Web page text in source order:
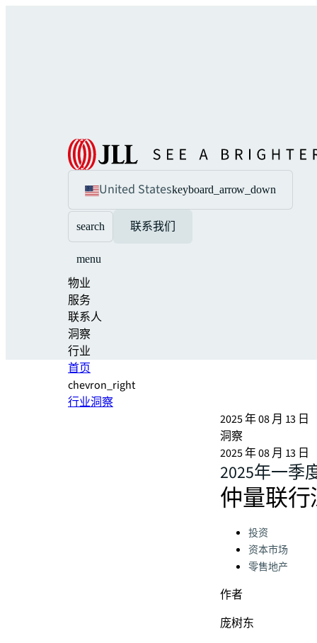
United Stateskeyboard_arrow_down
search 联系我们
menu
物业
服务
联系人
洞察
行业
首页
chevron_right
行业洞察
2025 年 08 月 13 日
洞察
2025 年 08 月 13 日
2025年一季
仲量联
Categories:
投资
资本市场
零售地产
作者
庞树东